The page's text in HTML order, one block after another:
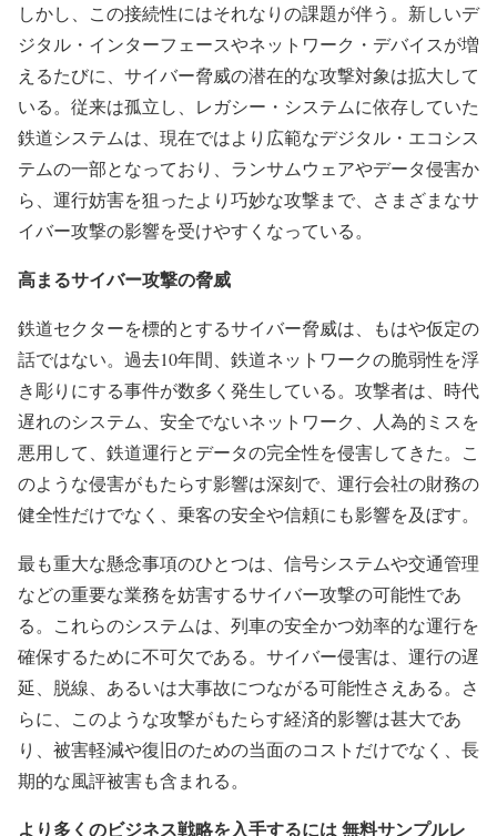
しかし、この接続性にはそれなりの課題が伴う。新しいデ
ジタル・インターフェースやネットワーク・デバイスが増
えるたびに、サイバー脅威の潜在的な攻撃対象は拡大して
いる。従来は孤立し、レガシー・システムに依存していた
鉄道システムは、現在ではより広範なデジタル・エコシス
テムの一部となっており、ランサムウェアやデータ侵害か
ら、運行妨害を狙ったより巧妙な攻撃まで、さまざまなサ
イバー攻撃の影響を受けやすくなっている。
高まるサイバー攻撃の脅威
鉄道セクターを標的とするサイバー脅威は、もはや仮定の
話ではない。過去10年間、鉄道ネットワークの脆弱性を浮
き彫りにする事件が数多く発生している。攻撃者は、時代
遅れのシステム、安全でないネットワーク、人為的ミスを
悪用して、鉄道運行とデータの完全性を侵害してきた。こ
のような侵害がもたらす影響は深刻で、運行会社の財務の
健全性だけでなく、乗客の安全や信頼にも影響を及ぼす。
最も重大な懸念事項のひとつは、信号システムや交通管理
などの重要な業務を妨害するサイバー攻撃の可能性であ
る。これらのシステムは、列車の安全かつ効率的な運行を
確保するために不可欠である。サイバー侵害は、運行の遅
延、脱線、あるいは大事故につながる可能性さえある。さ
らに、このような攻撃がもたらす経済的影響は甚大であ
り、被害軽減や復旧のための当面のコストだけでなく、長
期的な風評被害も含まれる。
より多くのビジネス戦略を入手するには 無料サンプルレ